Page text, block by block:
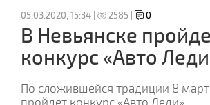
05.03.2020, 15:34 | 2585 | 0
В Невьянске
конкурс «Авто
По сложившейся традиции 8
пройдет конкурс «Авто Леди».